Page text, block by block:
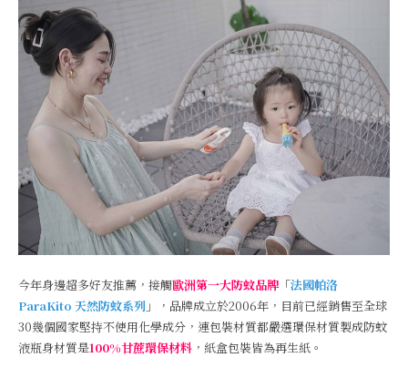
今年身邊超多好友推薦，接觸歐洲第一大防蚊品牌 「法國帕洛
ParaKito 天然防蚊系列 」，品牌成立於2006年，目前已經銷售至全球
30幾個國家堅持不使用化學成分，連包裝材質都嚴選環保材質製成防蚊
液瓶身材質是100%甘蔗環保材料 ，紙盒包裝皆為再生紙。